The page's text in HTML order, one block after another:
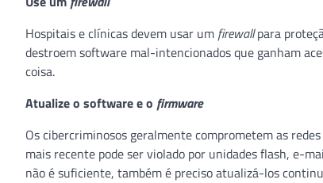
Hospitais e clínicas devem usar um firewallpara
destroem software mal-intencionados que ganham
coisa.
Atualize o software e o firmware
Os cibercriminosos geralmente comprometem as
mais recente pode ser violado por unidades flash, e-
não é suficiente, também é preciso atualizá-los